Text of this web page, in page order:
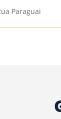
Paraguai